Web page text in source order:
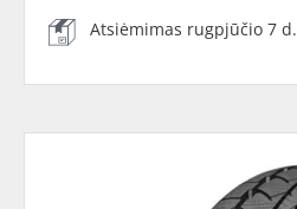
Atsiėmimas rugpjūčio 7 d.